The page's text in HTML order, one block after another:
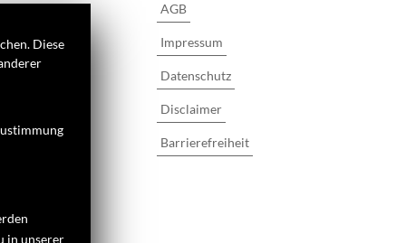
AGB
Impressum
Datenschutz
Disclaimer
Barrierefreiheit
Diese
in unserer